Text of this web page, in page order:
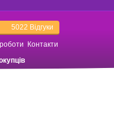
5022 Відгуки
Контакти